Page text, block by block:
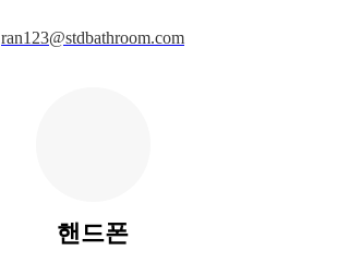
ran123@stdbathroom.com
핸드폰